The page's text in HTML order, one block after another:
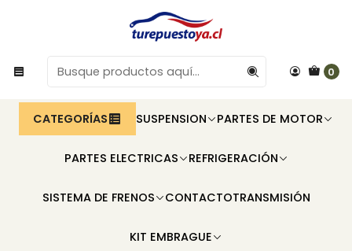
0
CATEGORÍAS SUSPENSION PARTES DE MOTOR
PARTES ELECTRICAS REFRIGERACIÓN
SISTEMA DE FRENOS CONTACTOTRANSMISIÓN
KIT EMBRAGUE